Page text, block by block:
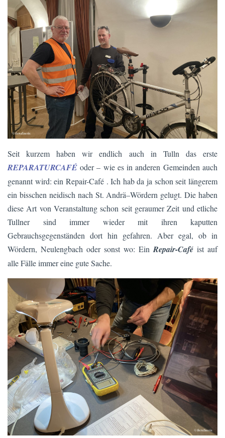
Seit kurzem haben wir endlich auch in Tulln das erste
REPARATURCAFÉ oder – wie es in anderen Gemeinden auch
genannt wird: ein Repair-Café . Ich hab da ja schon seit längerem
ein bisschen neidisch nach St. Andrä–Wördern gelugt. Die haben
diese Art von Veranstaltung schon seit geraumer Zeit und etliche
Tullner sind immer wieder mit ihren kaputten
Gebrauchsgegenständen dort hin gefahren. Aber egal, ob in
Wördern, Neulengbach oder sonst wo: EinRepair-Café ist auf
alle Fälle immer eine gute Sache.